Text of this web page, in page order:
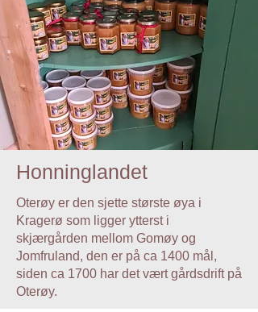
Honninglandet
Oterøy er den sjette største øya i
Kragerø som ligger ytterst i
skjærgården mellom Gomøy og
Jomfruland, den er på ca 1400 mål,
siden ca 1700 har det vært gårdsdrift på
Oterøy.